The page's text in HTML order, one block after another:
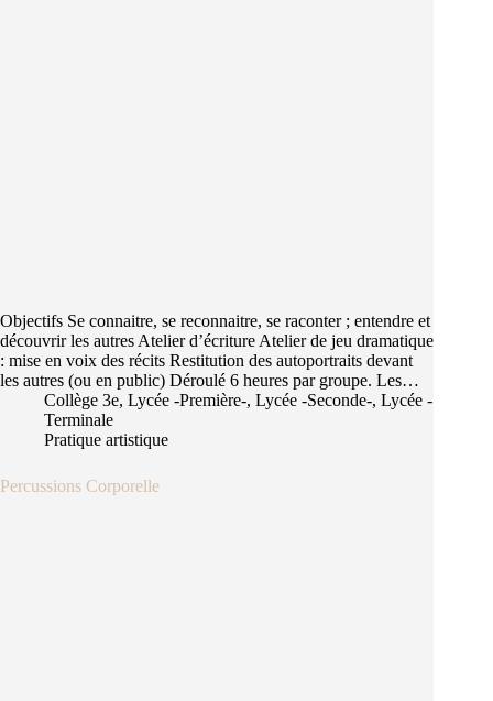
Objectifs Se connaitre, se reconnaitre, se raconter ; entendre et
découvrir les autres Atelier d’écriture Atelier de jeu dramatique
: mise en voix des récits Restitution des autoportraits devant
les autres (ou en public) Déroulé 6 heures par groupe. Les…
Collège 3e, Lycée -Première-, Lycée -Seconde-, Lycée -
Terminale
Pratique artistique
Percussions Corporelle